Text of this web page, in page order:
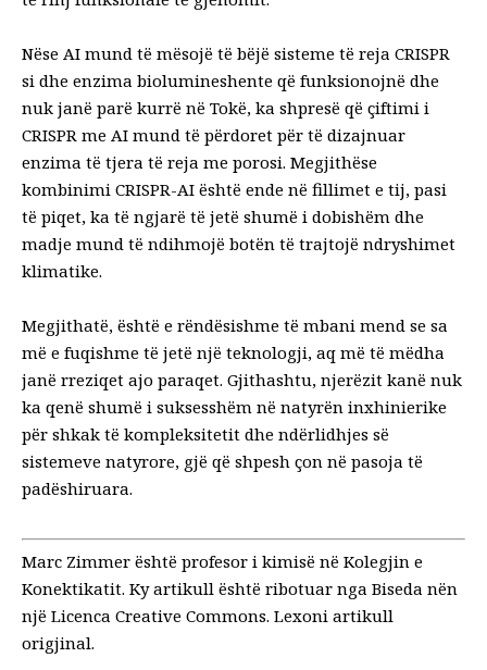
Nëse AI mund të mësojë të bëjë sisteme të reja CRISPR
si dhe enzima biolumineshente që funksionojnë dhe
nuk janë parë kurrë në Tokë, ka shpresë që çiftimi i
CRISPR me AI mund të përdoret për të dizajnuar
enzima të tjera të reja me porosi. Megjithëse
kombinimi CRISPR-AI është ende në fillimet e tij, pasi
të piqet, ka të ngjarë të jetë shumë i dobishëm dhe
madje mund të ndihmojë botën të trajtojë ndryshimet
klimatike.
Megjithatë, është e rëndësishme të mbani mend se sa
më e fuqishme të jetë një teknologji, aq më të mëdha
janë rreziqet ajo paraqet. Gjithashtu, njerëzit kanë nuk
ka qenë shumë i suksesshëm në natyrën inxhinierike
për shkak të kompleksitetit dhe ndërlidhjes së
sistemeve natyrore, gjë që shpesh çon në pasoja të
padëshiruara.
Marc Zimmer është profesor i kimisë në Kolegjin e
Konektikatit. Ky artikull është ribotuar nga Biseda nën
një Licenca Creative Commons. Lexoni artikull
origjinal.